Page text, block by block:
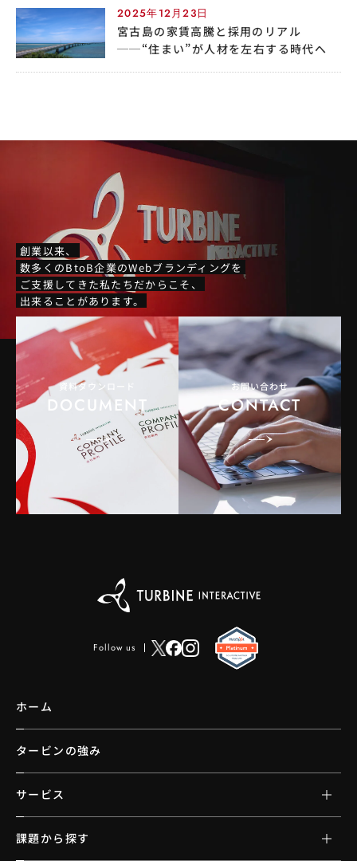
2025年12月23日
宮古島の家賃高騰と採用のリアル
──“住まい”が人材を左右する時代へ
創業以来、
数多くのBtoB企業のWebブランディングを
ご支援してきた私たちだからこそ、
出来ることがあります。
資料ダウンロード
DOCUMENT
お問い合わせ
CONTACT
Follow us
ホーム
タービンの強み
サービス
課題から探す